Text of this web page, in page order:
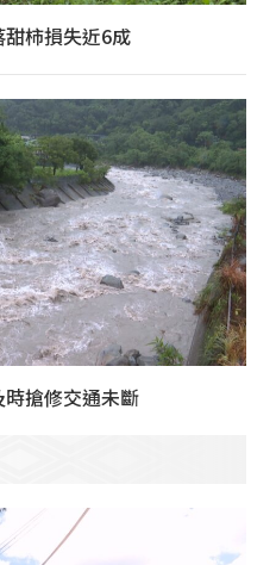
柿損失近6成
搶修交通未斷